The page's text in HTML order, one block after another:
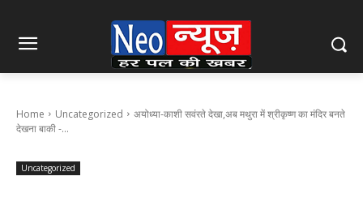
Home Uncategorized
अयोध्या-काशी सवंरते देखा,अब मथुरा में श्रीकृष्ण का मंदिर बनते
देखना बाकी -...
Uncategorized